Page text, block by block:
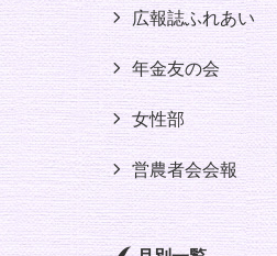
広報誌ふれあい
年金友の会
女性部
営農者会会報